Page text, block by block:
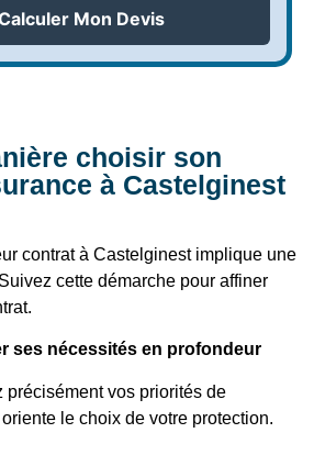
Mon Devis
choisir son
à Castelginest
contrat à Castelginest implique une
cette démarche pour affiner
ses nécessités en profondeur
précisément vos priorités de
le choix de votre protection.